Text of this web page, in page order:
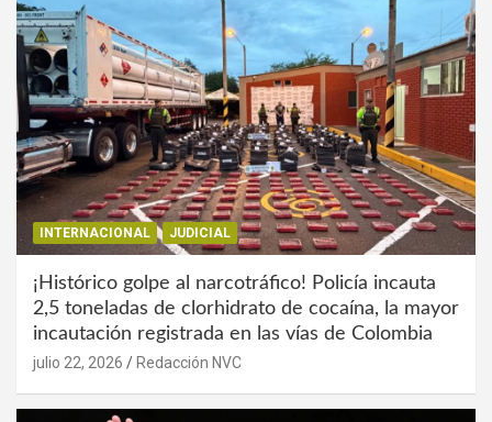
INTERNACIONAL JUDICIAL
¡Histórico golpe al narcotráfico! Policía incauta
2,5 toneladas de clorhidrato de cocaína, la mayor
incautación registrada en las vías de Colombia
julio 22, 2026 Redacción NVC